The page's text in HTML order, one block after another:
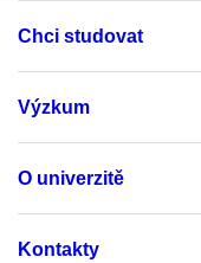
Chci studovat
Výzkum
O univerzitě
Kontakty